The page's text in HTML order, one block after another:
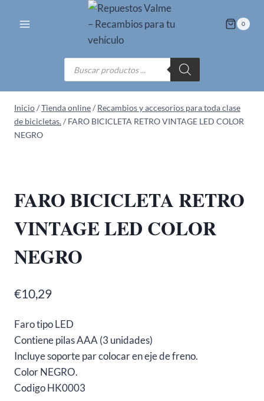
0
Búsqueda
de
productos
Inicio/Tienda online/ Recambios y accesorios para toda clase
de bicicletas./ FARO BICICLETA RETRO VINTAGE LED COLOR
NEGRO
FARO BICICLETA RETRO
VINTAGE LED COLOR
NEGRO
€10,29
Faro tipo LED
Contiene pilas AAA (3 unidades)
Incluye soporte par colocar en eje de freno.
Color NEGRO.
Codigo HK0003